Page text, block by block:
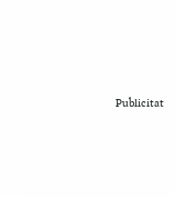
Publicitat